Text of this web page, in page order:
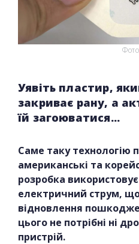
Уявіть пластир,
закриває рану, а
їй загоюватися...
Саме таку технологію
американські та
розробка
електричний струм,
відновлення
цього не потрібні ні
пристрій.